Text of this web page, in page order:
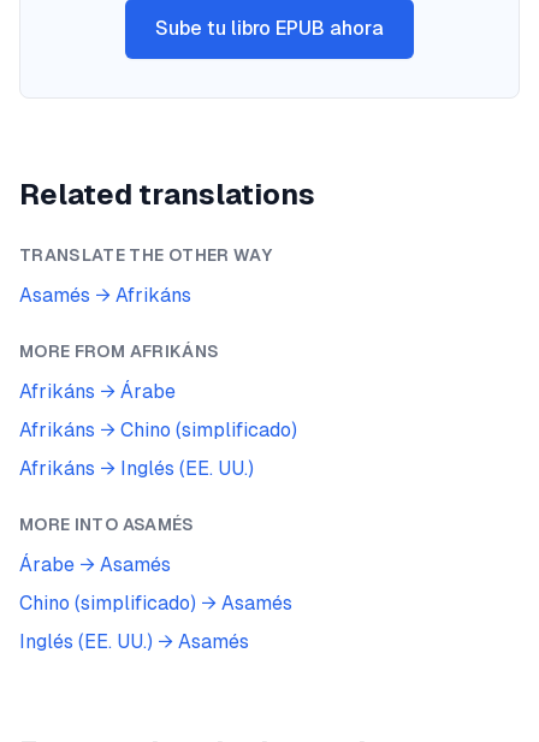
Sube tu libro EPUB ahora
Related translations
TRANSLATE THE OTHER WAY
Asamés → Afrikáns
MORE FROM AFRIKÁNS
Afrikáns → Árabe
Afrikáns → Chino (simplificado)
Afrikáns → Inglés (EE. UU.)
MORE INTO ASAMÉS
Árabe → Asamés
Chino (simplificado) → Asamés
Inglés (EE. UU.) → Asamés